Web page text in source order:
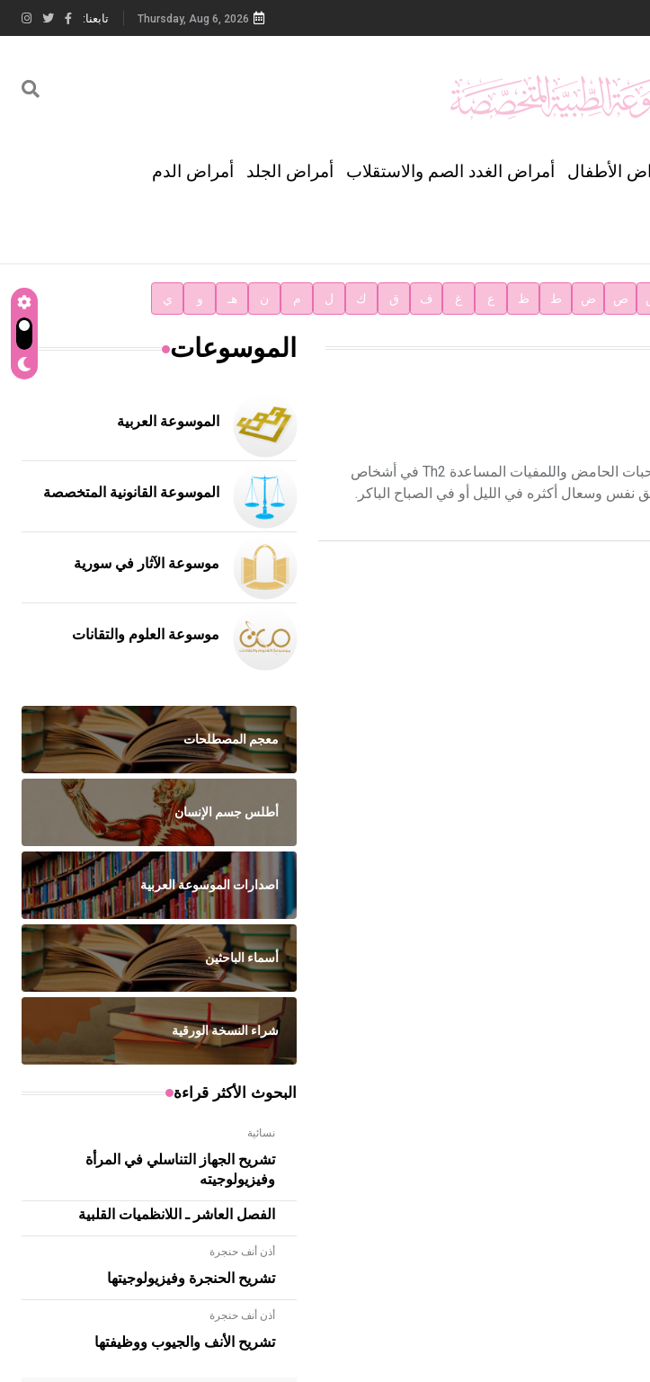
Thursday, Aug 6, 2026 تابعنا:
الأطفال أمراض الغدد الصم والاستقلاب أمراض الجلد أمراض الدم
ص ض ط ظ ع غ ف ق ك ل م ن هـ و ي
الربو asthma حالة التهابية مزمنة في الطرق التنفسية تعتمد على الخلايا البدينة mast cells، محبات الحامض واللمفيات المساعدة Th2 في أشخاص
نفس وسعال أكثره في الليل أو في الصباح الباكر.
الموسوعات
الموسوعة العربية
الموسوعة القانونية المتخصصة
موسوعة الآثار في سورية
موسوعة العلوم والتقانات
معجم المصطلحات
أطلس جسم الإنسان
اصدارات الموسوعة العربية
أسماء الباحثين
شراء النسخة الورقية
البحوث الأكثر قراءة
نسائية
تشريح الجهاز التناسلي في المرأة
وفيزيولوجيته
الفصل العاشر ـ اللانظميات القلبية
أذن أنف حنجرة
تشريح الحنجرة وفيزيولوجيتها
أذن أنف حنجرة
تشريح الأنف والجيوب ووظيفتها
- هل تعلم أن الأبلق نوع من الفنون
الهندسية التي ارتبطت بالعمارة الإسلامية
في بلاد الشام ومصر خاصة، حيث يحرص